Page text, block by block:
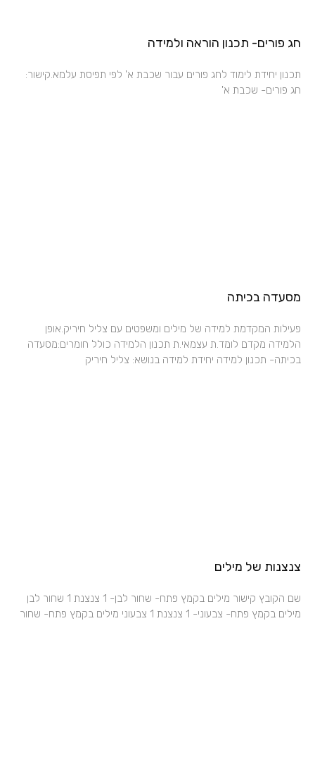
חג פורים- תכנון הוראה ולמידה
תכנון יחידת לימוד לחג פורים עבור שכבת א' לפי תפיסת עלמא.קישור:
חג פורים- שכבת א'
מסעדה בכיתה
פעילות המקדמת למידה של מילים ומשפטים עם צליל חיריק.אופן
הלמידה מקדם לומד.ת עצמאי.ת תכנון הלמידה כולל חומרים:מסעדה
בכיתה- תכנון למידה יחידת למידה בנושא: צליל חיריק
צנצנות של מילים
שם הקובץ קישור מילים בקמץ פתח- שחור לבן- 1 צנצנת 1 שחור לבן
מילים בקמץ פתח- צבעוני- 1 צנצנת 1 צבעוני מילים בקמץ פתח- שחור